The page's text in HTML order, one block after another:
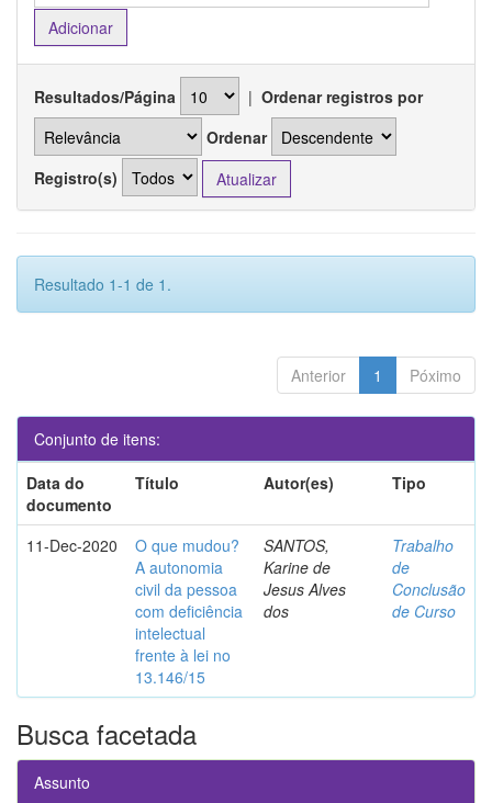
Resultados/Página | Ordenar registros por
Ordenar
Registro(s)
Resultado 1-1 de 1.
Anterior 1 Póximo
Conjunto de itens:
Data do
documento
Título Autor(es) Tipo
11-Dec-2020
O que mudou?
A autonomia
civil da pessoa
com deficiência
intelectual
frente à lei no
13.146/15
SANTOS,
Karine de
Jesus Alves
dos
Trabalho
de
Conclusão
de Curso
Busca facetada
Assunto